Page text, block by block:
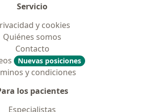
Servicio
y cookies
Quiénes somos
Contacto
Nuevas posiciones
y condiciones
los pacientes
Especialistas